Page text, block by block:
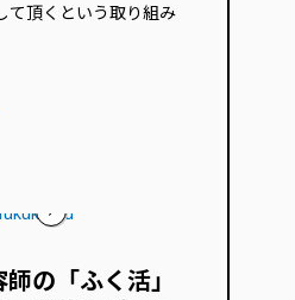
て頂くという取り組み
の「ふく活」